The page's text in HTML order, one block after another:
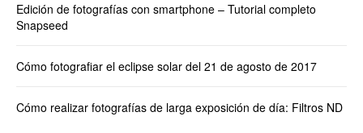
Edición de fotografías con smartphone – Tutorial completo
Snapseed
Cómo fotografiar el eclipse solar del 21 de agosto de 2017
Cómo realizar fotografías de larga exposición de día: Filtros ND